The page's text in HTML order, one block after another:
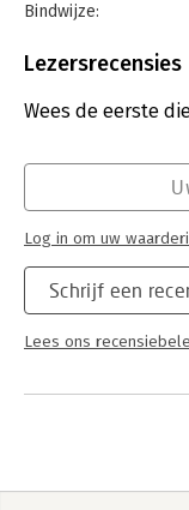
Bindwijze:
Uitgever:
Lezersrecensies
Wees de eerste
Schrijf een
Lees ons
Log in om uw